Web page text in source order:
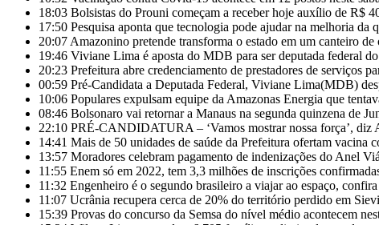
18:03 Bolsistas do Prouni começam a receber hoje auxílio de R$
17:50 Pesquisa aponta que tecnologia pode ajudar na melhoria da
20:07 Amazonino pretende transforma o estado em um canteiro
19:46 Viviane Lima é aposta do MDB para ser deputada federal
20:23 Prefeitura abre credenciamento de prestadores de serviços
00:59 Pré-Candidata a Deputada Federal, Viviane Lima(MDB)
10:06 Populares expulsam equipe da Amazonas Energia que
08:46 Bolsonaro vai retornar a Manaus na segunda quinzena de
22:10 PRÉ-CANDIDATURA – ‘Vamos mostrar nossa força’, diz
14:41 Mais de 50 unidades de saúde da Prefeitura ofertam vacina
13:57 Moradores celebram pagamento de indenizações do Anel
11:55 Enem só em 2022, tem 3,3 milhões de inscrições
11:32 Engenheiro é o segundo brasileiro a viajar ao espaço, confira
11:07 Ucrânia recupera cerca de 20% do território perdido em
15:39 Provas do concurso da Semsa do nível médio acontecem